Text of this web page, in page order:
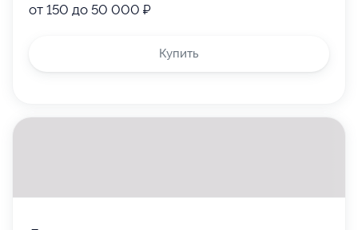
от 150 до 50 000 ₽
Купить